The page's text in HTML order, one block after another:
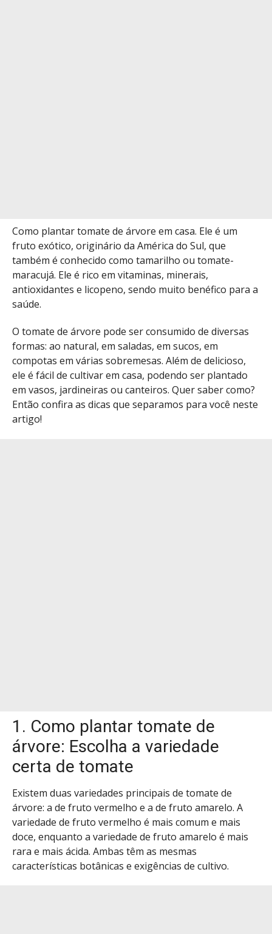
Como plantar tomate de árvore em casa. Ele é um
fruto exótico, originário da América do Sul, que
também é conhecido como tamarilho ou tomate-
maracujá. Ele é rico em vitaminas, minerais,
antioxidantes e licopeno, sendo muito benéfico para a
saúde.
O tomate de árvore pode ser consumido de diversas
formas: ao natural, em saladas, em sucos, em
compotas em várias sobremesas. Além de delicioso,
ele é fácil de cultivar em casa, podendo ser plantado
em vasos, jardineiras ou canteiros. Quer saber como?
Então confira as dicas que separamos para você neste
artigo!
1. Como plantar tomate de
árvore: Escolha a variedade
certa de tomate
Existem duas variedades principais de tomate de
árvore: a de fruto vermelho e a de fruto amarelo. A
variedade de fruto vermelho é mais comum e mais
doce, enquanto a variedade de fruto amarelo é mais
rara e mais ácida. Ambas têm as mesmas
características botânicas e exigências de cultivo.